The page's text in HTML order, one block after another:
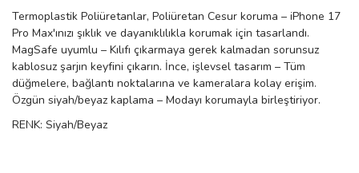
Termoplastik Poliüretanlar, Poliüretan Cesur koruma – iPhone 17
Pro Max'ınızı şıklık ve dayanıklılıkla korumak için tasarlandı.
MagSafe uyumlu – Kılıfı çıkarmaya gerek kalmadan sorunsuz
kablosuz şarjın keyfini çıkarın. İnce, işlevsel tasarım – Tüm
düğmelere, bağlantı noktalarına ve kameralara kolay erişim.
Özgün siyah/beyaz kaplama – Modayı korumayla birleştiriyor.
RENK: Siyah/Beyaz